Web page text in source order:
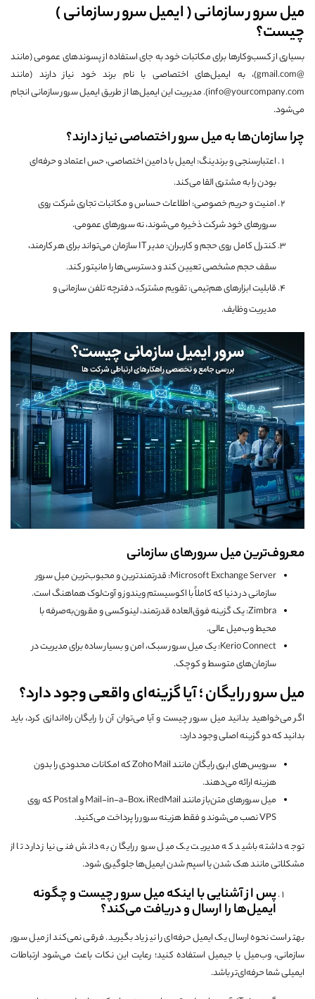
میل سرور سازمانی ( ایمیل سرور سازمانی )
چیست؟
بسیاری از کسب‌وکارها برای مکاتبات خود به جای استفاده از پسوندهای عمومی (مانند
@gmail.com)، به ایمیل‌های اختصاصی با نام برند خود نیاز دارند (مانند
info@yourcompany.com). مدیریت این ایمیل‌ها از طریق ایمیل سرور سازمانی انجام
می‌شود.
چرا سازمان‌ها به میل سرور اختصاصی نیاز دارند؟
اعتبارسنجی و برندینگ: ایمیل با دامین اختصاصی، حس اعتماد و حرفه‌ای
بودن را به مشتری القا می‌کند.
امنیت و حریم خصوصی: اطلاعات حساس و مکاتبات تجاری شرکت روی
سرورهای خود شرکت ذخیره می‌شوند، نه سرورهای عمومی.
کنترل کامل روی حجم و کاربران: مدیر IT سازمان می‌تواند برای هر کارمند،
سقف حجم مشخصی تعیین کند و دسترسی‌ها را مانیتور کند.
قابلیت ابزارهای هم‌تیمی: تقویم مشترک، دفترچه تلفن سازمانی و
مدیریت وظایف.
معروف‌ترین میل سرورهای سازمانی
Microsoft Exchange Server: قدرتمندترین و محبوب‌ترین میل سرور
سازمانی در دنیا که کاملاً با اکوسیستم ویندوز و آوت‌لوک هماهنگ است.
Zimbra: یک گزینه فوق‌العاده قدرتمند، لینوکسی و مقرون‌به‌صرفه با
محیط وب‌میل عالی.
Kerio Connect: یک میل سرور سبک، امن و بسیار ساده برای مدیریت در
سازمان‌های متوسط و کوچک.
میل سرور رایگان ؛ آیا گزینه‌ای واقعی وجود دارد؟
اگر می‌خواهید بدانید میل سرور چیست و آیا می‌توان آن را رایگان راه‌اندازی کرد، باید
بدانید که دو گزینه اصلی وجود دارد:
سرویس‌های ابری رایگان مانند Zoho Mail که امکانات محدودی را بدون
هزینه ارائه می‌دهند.
میل سرورهای متن‌باز مانند Mail-in-a-Box، iRedMail و Postal که روی
VPS نصب می‌شوند و فقط هزینه سرور را پرداخت می‌کنید.
توجه داشته باشید که مدیریت یک میل سرور رایگان به دانش فنی نیاز دارد تا از
مشکلاتی مانند هک شدن یا اسپم شدن ایمیل‌ها جلوگیری شود.
پس از آشنایی با اینکه میل سرور چیست و چگونه
ایمیل‌ها را ارسال و دریافت می‌کند؟
بهتر است نحوه ارسال یک ایمیل حرفه‌ای را نیز یاد بگیرید. فرقی نمی‌کند از میل سرور
سازمانی، وب‌میل یا جیمیل استفاده کنید؛ رعایت این نکات باعث می‌شود ارتباطات
ایمیلی شما حرفه‌ای‌تر باشد.